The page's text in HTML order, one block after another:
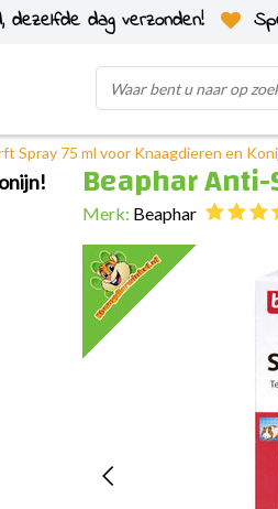
dezelfde dag verzonden!
Spray 75 ml voor Knaagdieren en
Beaphar
Merk: Beaphar